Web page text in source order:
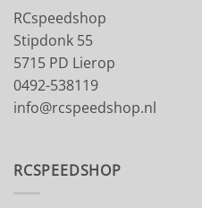
RCspeedshop
Stipdonk 55
5715 PD Lierop
0492-538119
info@rcspeedshop.nl
RCSPEEDSHOP